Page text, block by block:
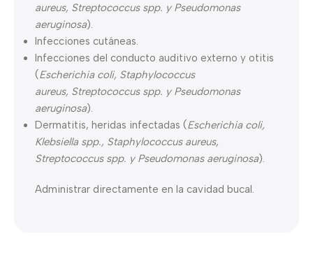
aureus, Streptococcus spp. y Pseudomonas
aeruginosa).
Infecciones cutáneas.
Infecciones del conducto auditivo externo y otitis
(Escherichia coli, Staphylococcus
aureus, Streptococcus spp. y Pseudomonas
aeruginosa).
Dermatitis, heridas infectadas (Escherichia coli,
Klebsiella spp., Staphylococcus aureus,
Streptococcus spp. y Pseudomonas aeruginosa).
Administrar directamente en la cavidad bucal.